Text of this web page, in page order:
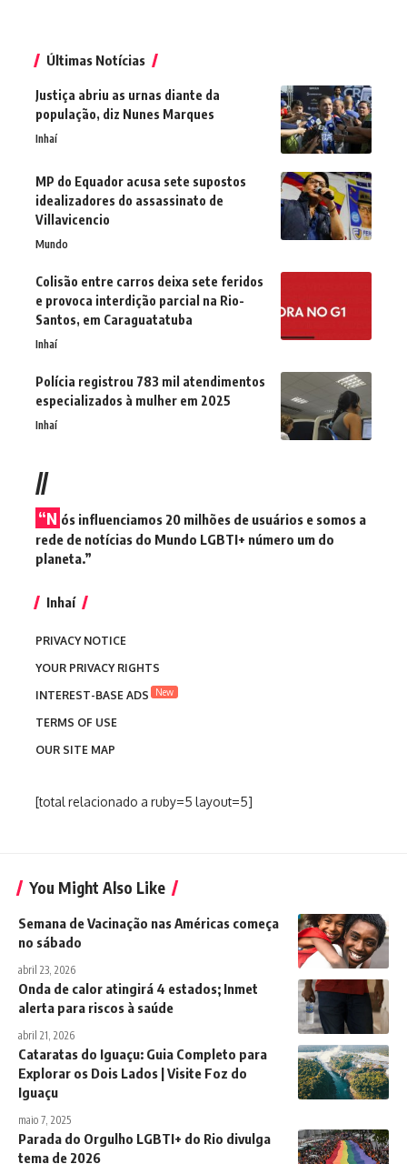
Últimas Notícias
Justiça abriu as urnas diante da
população, diz Nunes Marques
Inhaí
MP do Equador acusa sete supostos
idealizadores do assassinato de
Villavicencio
Mundo
Colisão entre carros deixa sete feridos
e provoca interdição parcial na Rio-
Santos, em Caraguatatuba
Inhaí
Polícia registrou 783 mil atendimentos
especializados à mulher em 2025
Inhaí
//
“N ós influenciamos 20 milhões de usuários e somos a
rede de notícias do Mundo LGBTI+ número um do
planeta.”
Inhaí
PRIVACY NOTICE
YOUR PRIVACY RIGHTS
INTEREST-BASE ADS
New
TERMS OF USE
OUR SITE MAP
[total relacionado a ruby=5 layout=5]
You Might Also Like
Semana de Vacinação nas Américas começa
no sábado
abril 23, 2026
Onda de calor atingirá 4 estados; Inmet
alerta para riscos à saúde
abril 21, 2026
Cataratas do Iguaçu: Guia Completo para
Explorar os Dois Lados | Visite Foz do
Iguaçu
maio 7, 2025
Parada do Orgulho LGBTI+ do Rio divulga
tema de 2026